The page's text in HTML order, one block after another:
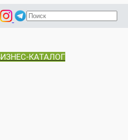
П
сКАТАЛОГ